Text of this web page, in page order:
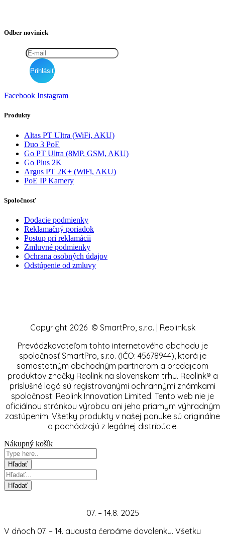
Odber noviniek
Facebook Instagram
Produkty
Altas PT Ultra (WiFi, AKU)
Duo 3 PoE
Go PT Ultra (8MP, GSM, AKU)
Go Plus 2K
Argus PT 2K+ (WiFi, AKU)
PoE IP Kamery
Spoločnosť
Dodacie podmienky
Reklamačný poriadok
Postup pri reklamácii
Zmluvné podmienky
Ochrana osobných údajov
Odstúpenie od zmluvy
Copyright 2026 © SmartPro, s.r.o. | Reolink.sk
Prevádzkovateľom tohto internetového obchodu je
spoločnosť SmartPro, s.r.o. (IČO: 45678944), ktorá je
samostatným obchodným partnerom a predajcom
produktov značky Reolink na slovenskom trhu. Reolink® a
príslušné logá sú registrovanými ochrannými známkami
spoločnosti Reolink Innovation Limited. Tento web nie je
oficiálnou stránkou výrobcu ani jeho priamym výhradným
zastúpením. Všetky produkty v našej ponuke sú originálne
a pochádzajú z legálnej distribúcie.
Nákupný košík
07. – 14.8. 2025
V dňoch 07. – 14. augusta čerpáme dovolenky. Všetky